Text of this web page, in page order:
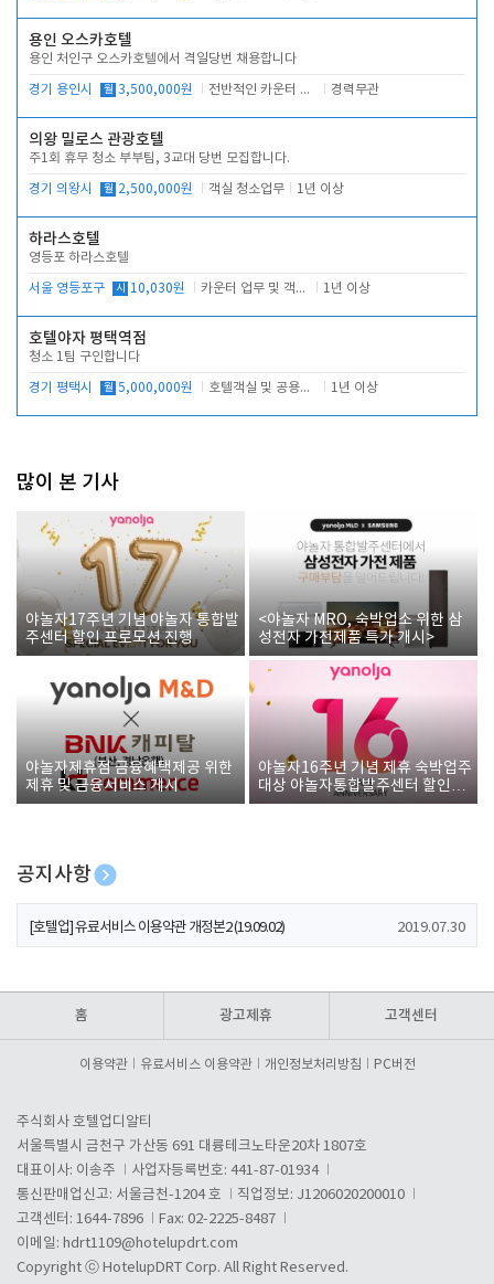
용인 오스카호텔
용인 처인구 오스카호텔에서 격일당번 채용합니다
경기 용인시 월 3,500,000원 전반적인 카운터 업무 경력무관
의왕 밀로스 관광호텔
주1회 휴무 청소 부부팀, 3교대 당번 모집합니다.
경기 의왕시 월 2,500,000원 객실 청소업무 1년 이상
하라스호텔
영등포 하라스호텔
서울 영등포구 시 10,030원 카운터 업무 및 객실관리(청소상태 확인, 객실판매) 1년 이상
호텔야자 평택역점
청소 1팀 구인합니다
경기 평택시 월 5,000,000원 호텔객실 및 공용시설 청소 관리 1년 이상
많이 본 기사
야놀자17주년 기념 야놀자 통합발
주센터 할인 프로모션 진행
<야놀자 MRO, 숙박업소 위한 삼
성전자 가전제품 특가 개시>
야놀자제휴점 금융혜택제공 위한
제휴 및 금융서비스 게시
야놀자16주년 기념 제휴 숙박업주
대상 야놀자통합발주센터 할인쿠
폰 증정
공지사항
[호텔업] 개인정보 처리방침 개정본1 (19.09.02)
[호텔업] 유료서비스 이용약관 개정본2 (19.09.02) 2019.07.30
홈 광고제휴 고객센터
이용약관 유료서비스 이용약관 개인정보처리방침 PC버전
주식회사 호텔업디알티
서울특별시 금천구 가산동 691 대륭테크노타운20차 1807호
대표이사: 이송주
사업자등록번호: 441-87-01934
통신판매업신고: 서울금천-1204 호
직업정보: J1206020200010
고객센터: 1644-7896
Fax: 02-2225-8487
이메일: hdrt1109@hotelupdrt.com
Copyright ⓒ HotelupDRT Corp. All Right Reserved.